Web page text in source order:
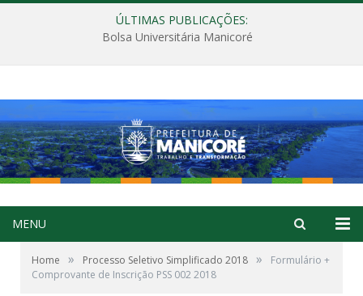
ÚLTIMAS PUBLICAÇÕES:
Bolsa Universitária Manicoré
MENU
Home » Processo Seletivo Simplificado 2018 »
Formulário +
Comprovante de Inscrição PSS 002 2018